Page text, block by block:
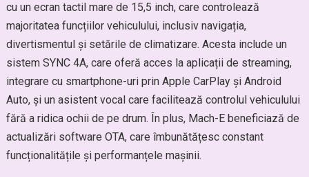
cu un ecran tactil mare de 15,5 inch, care controlează
majoritatea funcțiilor vehiculului, inclusiv navigația,
divertismentul și setările de climatizare. Acesta include un
sistem SYNC 4A, care oferă acces la aplicații de streaming,
integrare cu smartphone-uri prin Apple CarPlay și Android
Auto, și un asistent vocal care facilitează controlul vehiculului
fără a ridica ochii de pe drum. În plus, Mach-E beneficiază de
actualizări software OTA, care îmbunătățesc constant
funcționalitățile și performanțele mașinii.